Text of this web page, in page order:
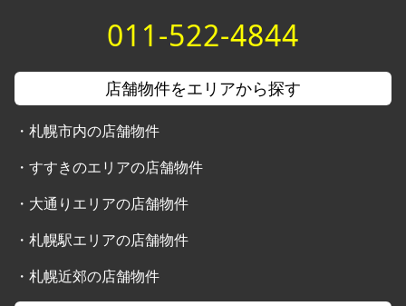
011-522-4844
店舗物件をエリアから探す
・ 札幌市内の店舗物件
・ すすきのエリアの店舗物件
・ 大通りエリアの店舗物件
・ 札幌駅エリアの店舗物件
・ 札幌近郊の店舗物件